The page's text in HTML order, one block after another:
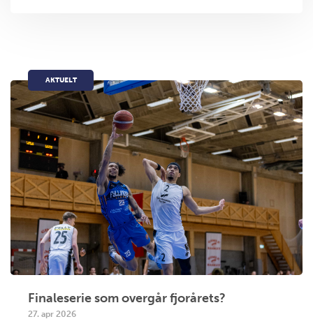
AKTUELT
Finaleserie som overgår fjorårets?
27. apr 2026